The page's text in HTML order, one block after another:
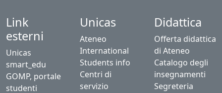
Link
esterni
Unicas
smart_edu
GOMP, portale
studenti
Unicas
Ateneo
International
Students info
Centri di
servizio
Didattica
Offerta didattica
di Ateneo
Catalogo degli
insegnamenti
Segreteria